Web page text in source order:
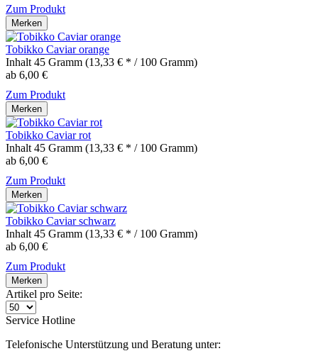
Zum Produkt
Merken
Tobikko Caviar orange
Inhalt 45 Gramm (13,33 € * / 100 Gramm)
ab 6,00 €
Zum Produkt
Merken
Tobikko Caviar rot
Inhalt 45 Gramm (13,33 € * / 100 Gramm)
ab 6,00 €
Zum Produkt
Merken
Tobikko Caviar schwarz
Inhalt 45 Gramm (13,33 € * / 100 Gramm)
ab 6,00 €
Zum Produkt
Merken
Artikel pro Seite:
Service Hotline
Telefonische Unterstützung und Beratung unter: